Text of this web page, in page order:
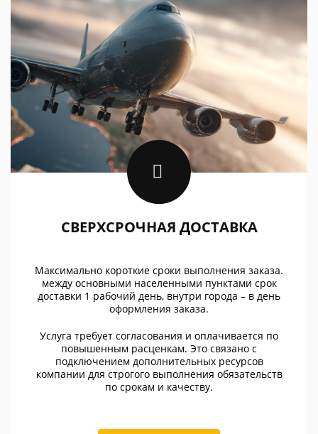
СВЕРХСРОЧНАЯ ДОСТАВКА
Максимально короткие сроки выполнения заказа.
между основными населенными пунктами срок
доставки 1 рабочий день, внутри города – в день
оформления заказа.
Услуга требует согласования и оплачивается по
повышенным расценкам. Это связано с
подключением дополнительных ресурсов
компании для строгого выполнения обязательств
по срокам и качеству.